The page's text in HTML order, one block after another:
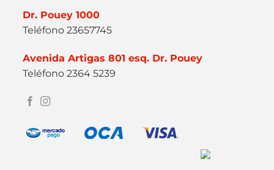
Dr. Pouey 1000
Teléfono 23657745
Avenida Artigas 801 esq. Dr. Pouey
Teléfono 2364 5239